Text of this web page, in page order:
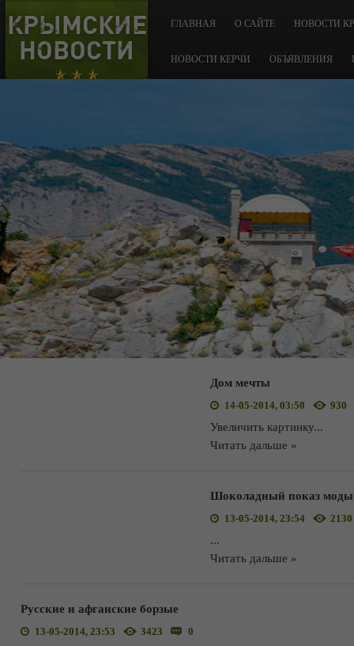
КРЫМСКИЕ
НОВОСТИ
ГЛАВНАЯ О САЙТЕ НОВОСТИ
НОВОСТИ КЕРЧИ ОБЪЯВЛЕНИЯ
Дом мечты
14-05-2014, 03:50 930
Увеличить картинку...
Читать дальше »
Шоколадный показ моды
13-05-2014, 23:54 2130
...
Читать дальше »
Русские и афганские борзые
13-05-2014, 23:53 3423 0